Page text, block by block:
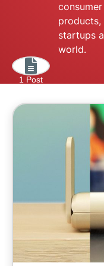
startups
world.
1 Post